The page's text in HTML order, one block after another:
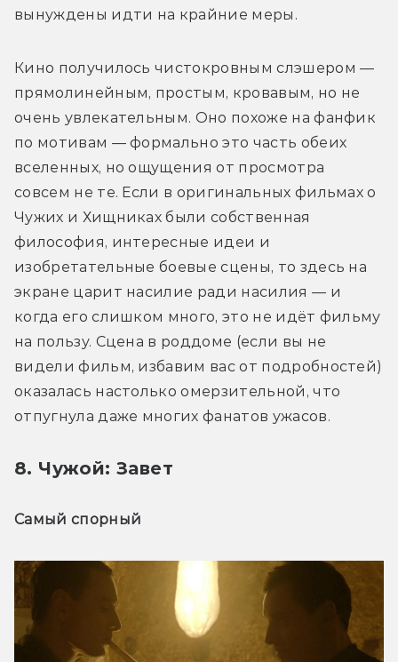
вынуждены идти на крайние меры.
Кино получилось чистокровным слэшером —
прямолинейным, простым, кровавым, но не
очень увлекательным. Оно похоже на фанфик
по мотивам — формально это часть обеих
вселенных, но ощущения от просмотра
совсем не те. Если в оригинальных фильмах о
Чужих и Хищниках были собственная
философия, интересные идеи и
изобретательные боевые сцены, то здесь на
экране царит насилие ради насилия — и
когда его слишком много, это не идёт фильму
на пользу. Сцена в роддоме (если вы не
видели фильм, избавим вас от подробностей)
оказалась настолько омерзительной, что
отпугнула даже многих фанатов ужасов.
8. Чужой: Завет
Самый спорный